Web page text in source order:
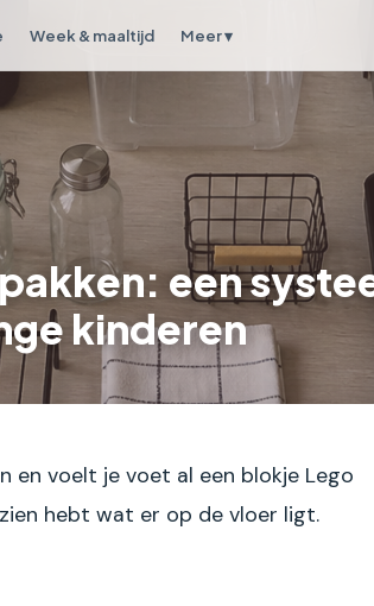
Week & maaltijd Meer ▾
een
kinderen
en voelt je voet al een blokje Lego
hebt wat er op de vloer ligt.